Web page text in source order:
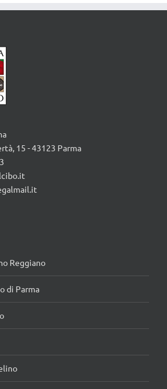
15 - 43123 Parma
Reggiano
di Parma